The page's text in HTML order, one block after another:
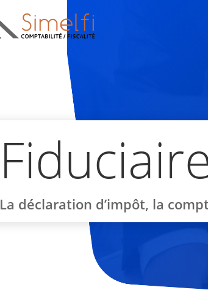
La déclaration d’impôt, la